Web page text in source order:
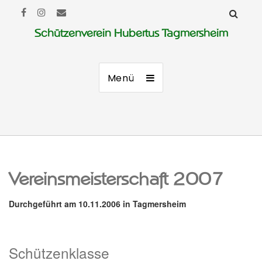
Schützenverein Hubertus Tagmersheim
Menü
Vereinsmeisterschaft 2007
Durchgeführt am 10.11.2006 in Tagmersheim
Schützenklasse